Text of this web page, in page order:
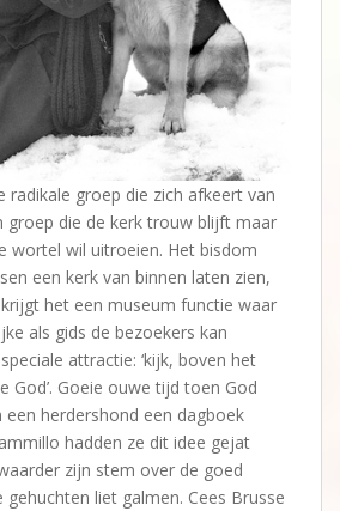
radikale groep die zich afkeert van
groep die de kerk trouw blijft maar
wortel wil uitroeien. Het bisdom
een kerk van binnen laten zien,
het een museum functie waar
als gids de bezoekers kan
attractie: ‘kijk, boven het
God’. Goeie ouwe tijd toen God
herdershond een dagboek
hadden ze dit idee gejat
zijn stem over de goed
gehuchten liet galmen. Cees Brusse